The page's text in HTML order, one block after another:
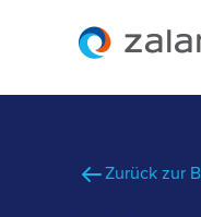
Zurück zur